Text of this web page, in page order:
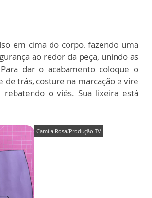
em cima do corpo, fazendo uma
ao redor da peça, unindo as
dar o acabamento coloque o
de trás, costure na marcação e vire
o viés. Sua lixeira está
Camila Rosa/Produção TV